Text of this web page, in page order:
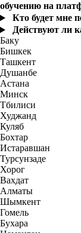
обучению на
Кто будет мне
Действуют ли
Баку
Бишкек
Ташкент
Душанбе
Астана
Минск
Тбилиси
Худжанд
Куляб
Бохтар
Истаравшан
Турсунзаде
Хорог
Вахдат
Алматы
Шымкент
Гомель
Бухара